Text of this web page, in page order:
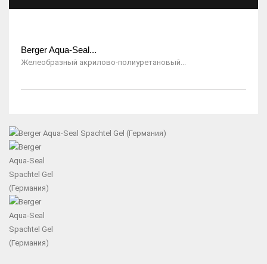
Berger Aqua-Seal...
Желеобразный акрилово-полиуретановый...